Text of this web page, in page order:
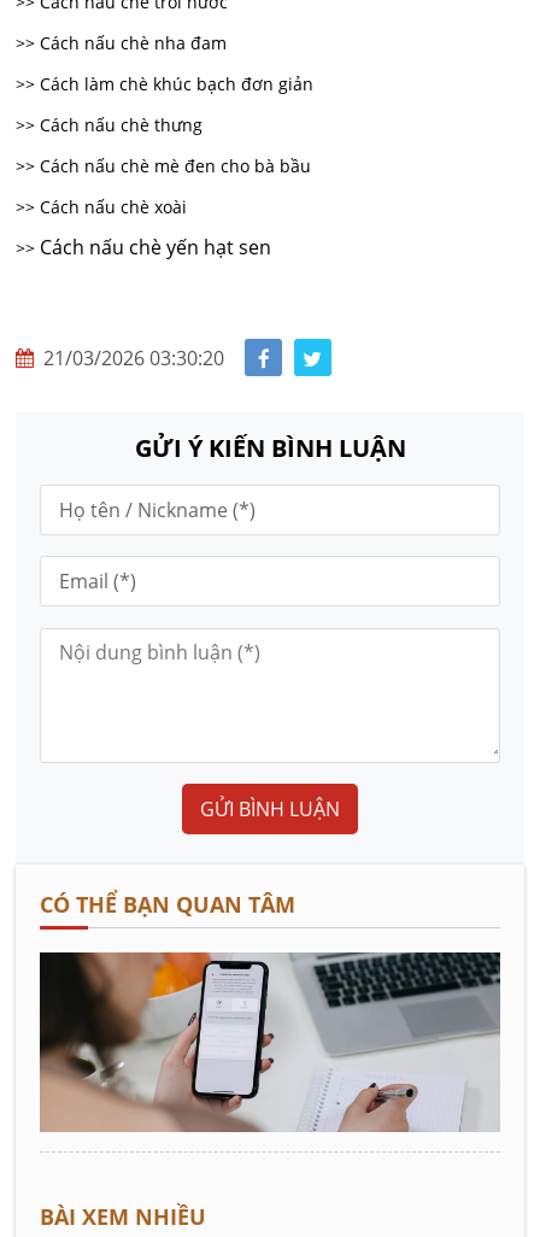
>> Cách nấu chè nha đam
>> Cách làm chè khúc bạch đơn giản
>> Cách nấu chè thưng
>> Cách nấu chè mè đen cho bà bầu
>> Cách nấu chè xoài
>> Cách nấu chè yến hạt sen
21/03/2026 03:30:20
GỬI Ý KIẾN BÌNH LUẬN
GỬI BÌNH LUẬN
CÓ THỂ BẠN QUAN TÂM
BÀI XEM NHIỀU